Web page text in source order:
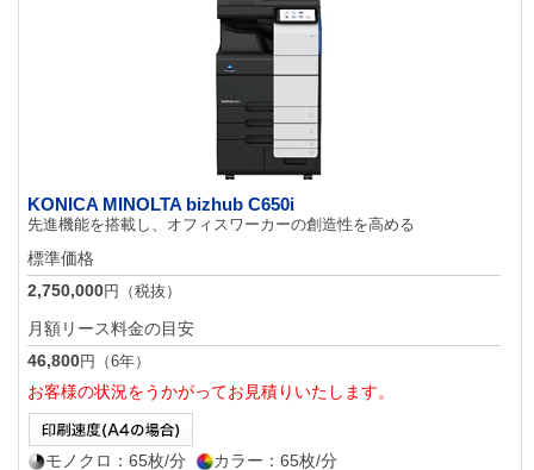
KONICA MINOLTA bizhub C650i
先進機能を搭載し、オフィスワーカーの創造性を高める
標準価格
2,750,000円（税抜）
月額リース料金の目安
46,800円（6年）
お客様の状況をうかがってお見積りいたします。
モノクロ：65枚/分 カラー：65枚/分